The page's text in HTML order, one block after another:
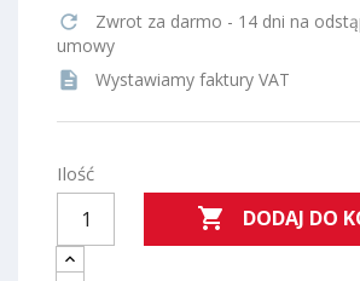
refresh
Zwrot za darmo - 14 dni na
umowy
description Wystawiamy faktury VAT
Ilość
 DODAJ DO